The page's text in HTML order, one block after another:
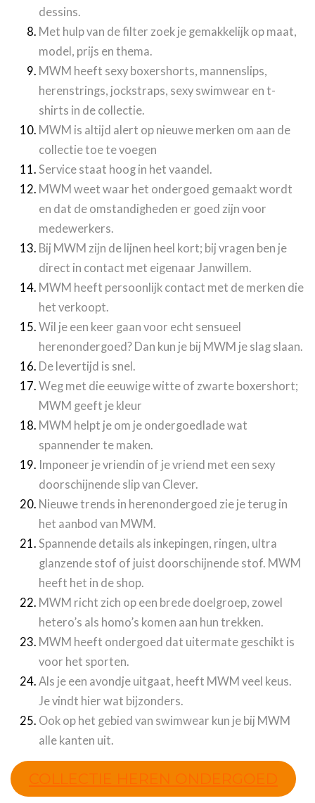
dessins.
Met hulp van de filter zoek je gemakkelijk op maat,
model, prijs en thema.
MWM heeft sexy boxershorts, mannenslips,
herenstrings, jockstraps, sexy swimwear en t-
shirts in de collectie.
MWM is altijd alert op nieuwe merken om aan de
collectie toe te voegen
Service staat hoog in het vaandel.
MWM weet waar het ondergoed gemaakt wordt
en dat de omstandigheden er goed zijn voor
medewerkers.
Bij MWM zijn de lijnen heel kort; bij vragen ben je
direct in contact met eigenaar Janwillem.
MWM heeft persoonlijk contact met de merken die
het verkoopt.
Wil je een keer gaan voor echt sensueel
herenondergoed? Dan kun je bij MWM je slag slaan.
De levertijd is snel.
Weg met die eeuwige witte of zwarte boxershort;
MWM geeft je kleur
MWM helpt je om je ondergoedlade wat
spannender te maken.
Imponeer je vriendin of je vriend met een sexy
doorschijnende slip van Clever.
Nieuwe trends in herenondergoed zie je terug in
het aanbod van MWM.
Spannende details als inkepingen, ringen, ultra
glanzende stof of juist doorschijnende stof. MWM
heeft het in de shop.
MWM richt zich op een brede doelgroep, zowel
hetero’s als homo’s komen aan hun trekken.
MWM heeft ondergoed dat uitermate geschikt is
voor het sporten.
Als je een avondje uitgaat, heeft MWM veel keus.
Je vindt hier wat bijzonders.
Ook op het gebied van swimwear kun je bij MWM
alle kanten uit.
COLLECTIE HEREN ONDERGOED